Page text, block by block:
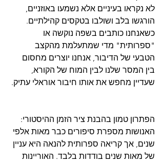
לא נקראו בעיניים אלא נשמעו באוזניים,
הורגשו בלב ושולבו בטקסים קהילתיים.
כשאנחנו כותבים בשפה נוקשה או
"ספרותית" מדי שמתעלמת מהקצב
הטבעי של הדיבור, אנחנו יוצרים מחסום
בין המסר שלנו לבין המוח של הקורא,
הפתרון טמון בהבנת ציר הזמן ההיסטורי:
האנושות מספרת סיפורים כבר מאות אלפי
שנים, אך קריאה ספרותית להנאה היא עניין
של מאות שנים בודדות בלבד. האוריינות